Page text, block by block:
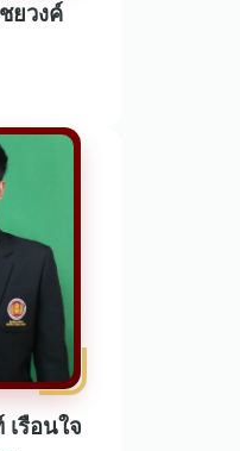
ยวงค์
รือนใจ